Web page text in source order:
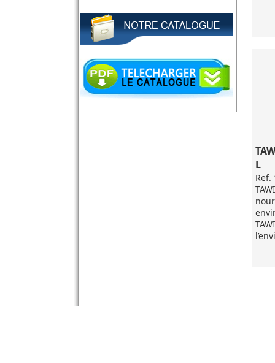
L
Ref.